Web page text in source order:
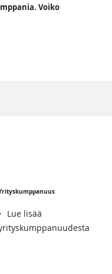
Voiko
Lue lisää